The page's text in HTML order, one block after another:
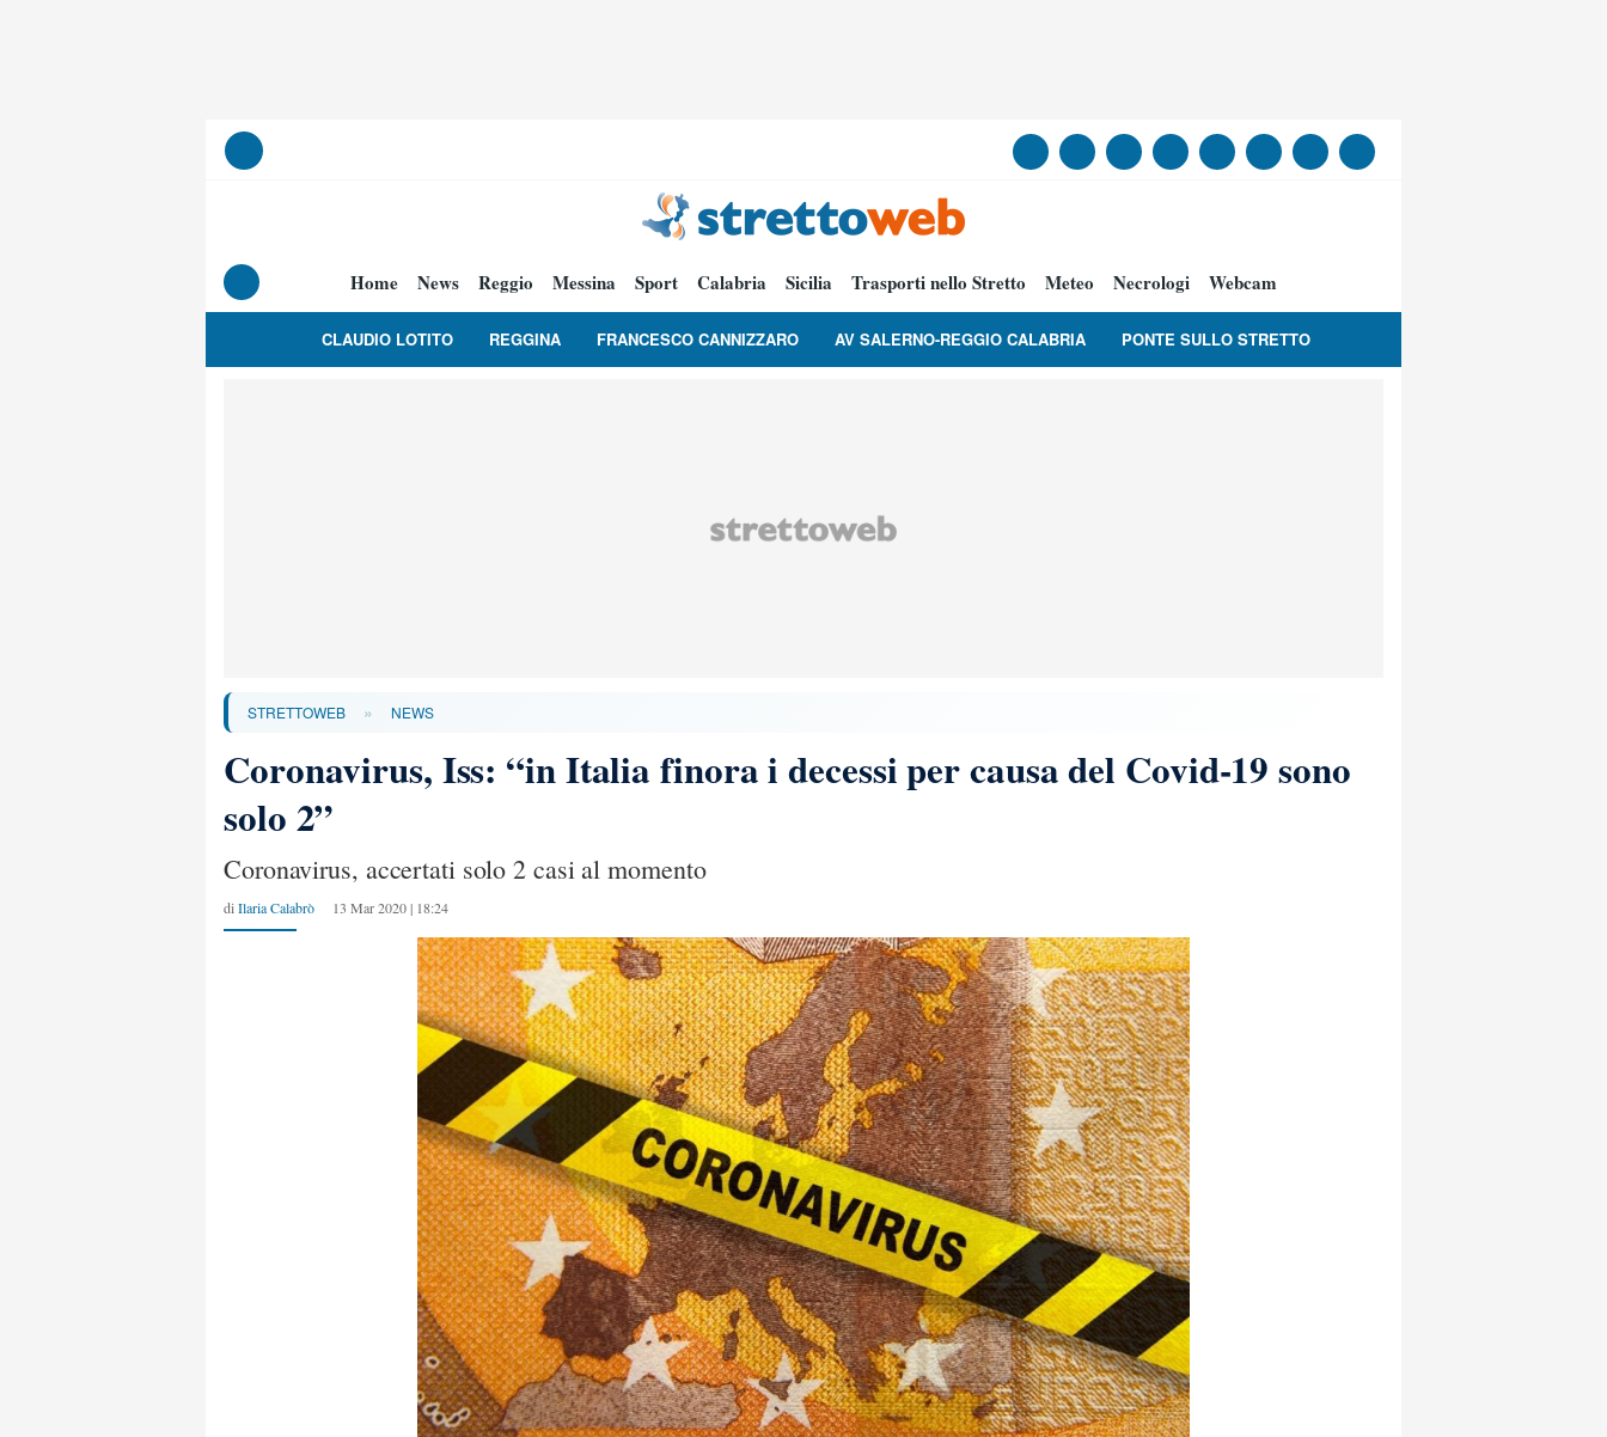
Home News Reggio Messina Sport Calabria Sicilia Trasporti nello Stretto Meteo Necrologi Webcam
CLAUDIO LOTITO REGGINA FRANCESCO CANNIZZARO AV SALERNO-REGGIO CALABRIA PONTE SULLO STRETTO
STRETTOWEB » NEWS
Coronavirus, Iss: “in Italia finora i decessi per causa del Covid-19 sono
solo 2”
Coronavirus, accertati solo 2 casi al momento
di Ilaria Calabrò 13 Mar 2020 | 18:24